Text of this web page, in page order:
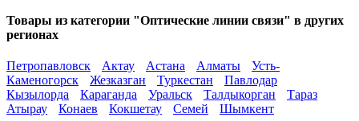
Товары из категории "Оптические линии связи" в других
регионах
Петропавловск Актау Астана Алматы
Усть-
Каменогорск
Жезказган Туркестан
Павлодар
Кызылорда
Караганда Уральск Талдыкорган
Тараз
Атырау
Конаев Кокшетау Семей Шымкент